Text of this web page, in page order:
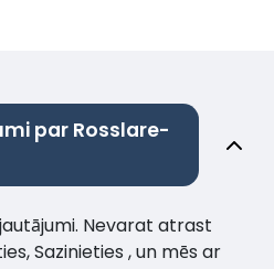
par Rosslare-
Nevarat atrast
Sazinieties , un mēs ar